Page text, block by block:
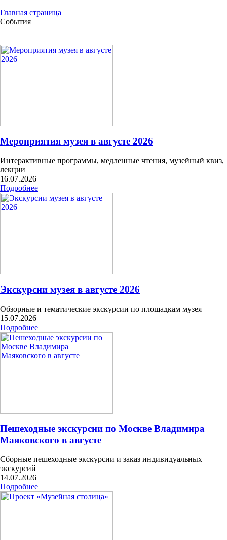
Главная страница
События
Мероприятия музея в августе 2026
Интерактивные программы, медленные чтения, музейный квиз,
лекции
16.07.2026
Подробнее
Экскурсии музея в августе 2026
Обзорные и тематические экскурсии по площадкам музея
15.07.2026
Подробнее
Пешеходные экскурсии по Москве Владимира
Маяковского в августе
Сборные пешеходные экскурсии и заказ индивидуальных
экскурсий
14.07.2026
Подробнее